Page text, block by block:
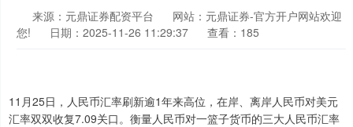
来源：元鼎证券配资平台
网站：元鼎证券-官方开户网站欢迎
您!
日期：2025-11-26 11:29:37 查看：185
11月25日，人民币汇率刷新逾1年来高位，在岸、离岸人民币对美元
汇率双双收复7.09关口。衡量人民币对一篮子货币的三大人民币汇率